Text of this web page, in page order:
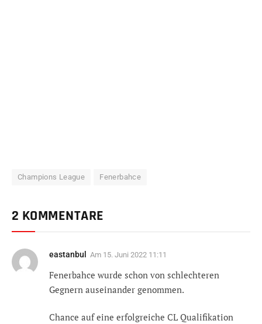
Champions League Fenerbahce
2 KOMMENTARE
eastanbul Am 15. Juni 2022 11:11
Fenerbahce wurde schon von schlechteren
Gegnern auseinander genommen.
Chance auf eine erfolgreiche CL Qualifikation